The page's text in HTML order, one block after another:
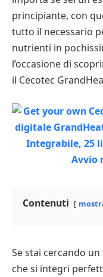
principiante, con
tutto il necessario
nutrienti in
l’occasione di
il Cecotec
Contenuti
Se stai cercando
che si integri